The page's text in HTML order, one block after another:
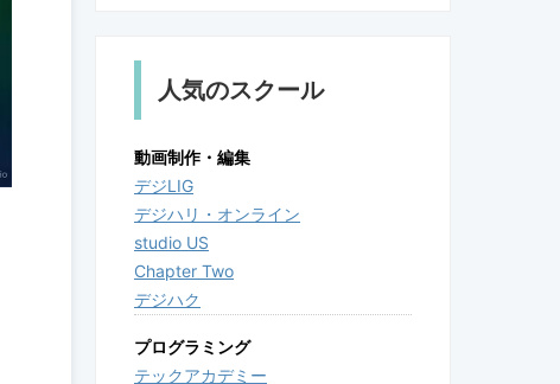
人気のスクール
動画制作・編集
デジLIG
デジハリ・オンライン
studio US
Chapter Two
デジハク
プログラミング
テックアカデミー